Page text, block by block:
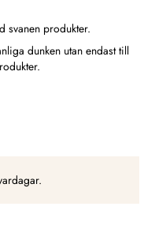
svanen produkter.
dunken utan endast till